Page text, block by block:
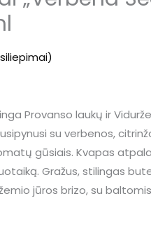
Provanso laukų ir
su verbenos,
gūsiais. Kvapas
Gražus, stilingas
jūros brizo, su